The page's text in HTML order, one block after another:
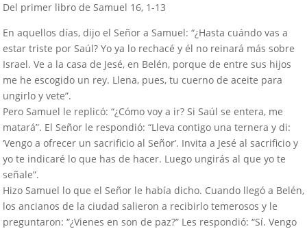
Del primer libro de Samuel 16, 1-13
En aquellos días, dijo el Señor a Samuel: “¿Hasta cuándo vas a
estar triste por Saúl? Yo ya lo rechacé y él no reinará más sobre
Israel. Ve a la casa de Jesé, en Belén, porque de entre sus hijos
me he escogido un rey. Llena, pues, tu cuerno de aceite para
ungirlo y vete”.
Pero Samuel le replicó: “¿Cómo voy a ir? Si Saúl se entera, me
matará”. El Señor le respondió: “Lleva contigo una ternera y di:
‘Vengo a ofrecer un sacrificio al Señor’. Invita a Jesé al sacrificio y
yo te indicaré lo que has de hacer. Luego ungirás al que yo te
señale”.
Hizo Samuel lo que el Señor le había dicho. Cuando llegó a Belén,
los ancianos de la ciudad salieron a recibirlo temerosos y le
preguntaron: “¿Vienes en son de paz?” Les respondió: “Sí. Vengo